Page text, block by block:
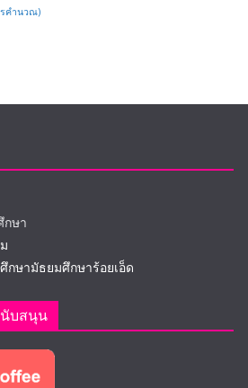
รคำนวณ)
กษา
กษามัธยมศึกษาร้อยเอ็ด
บสนุน